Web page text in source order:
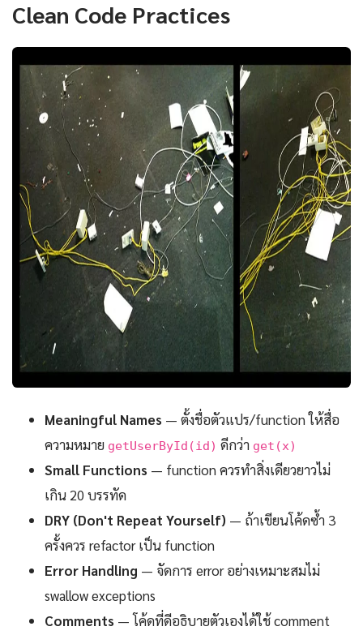
Clean Code Practices
Meaningful Names — ตั้งชื่อตัวแปร/function ให้สื่อ
ความหมาย getUserById(id) ดีกว่า get(x)
Small Functions — function ควรทำสิ่งเดียวยาวไม่
เกิน 20 บรรทัด
DRY (Don't Repeat Yourself) — ถ้าเขียนโค้ดซ้ำ 3
ครั้งควร refactor เป็น function
Error Handling — จัดการ error อย่างเหมาะสมไม่
swallow exceptions
Comments — โค้ดที่ดีอธิบายตัวเองได้ใช้ comment